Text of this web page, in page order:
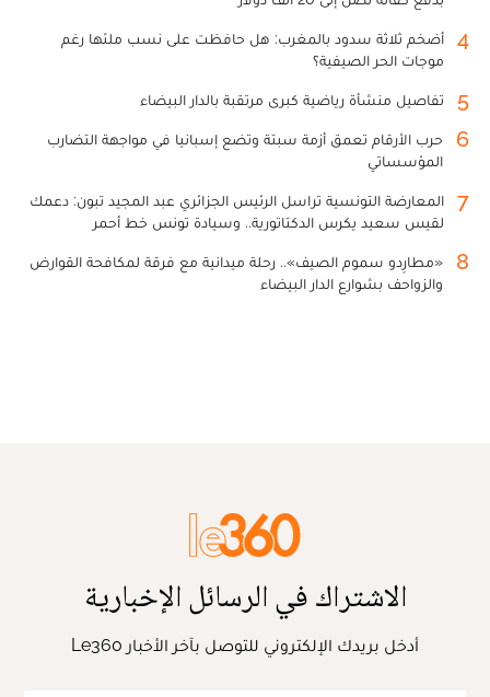
4
أضخم ثلاثة سدود بالمغرب: هل حافظت على نسب ملئها رغم
موجات الحر الصيفية؟
5 تفاصيل منشأة رياضية كبرى مرتقبة بالدار البيضاء
6
حرب الأرقام تعمق أزمة سبتة وتضع إسبانيا في مواجهة التضارب
المؤسساتي
7
المعارضة التونسية تراسل الرئيس الجزائري عبد المجيد تبون: دعمك
لقيس سعيد يكرس الدكتاتورية.. وسيادة تونس خط أحمر
8
«مطارِدو سموم الصيف».. رحلة ميدانية مع فرقة لمكافحة القوارض
والزواحف بشوارع الدار البيضاء
الاشتراك في الرسائل الإخبارية
أدخل بريدك الإلكتروني للتوصل بآخر الأخبار Le360